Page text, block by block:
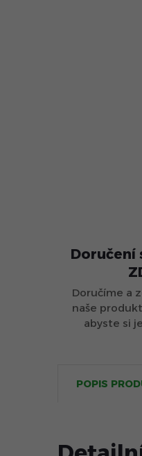
Doručení
Doručíme a
naše
abyste si
POPIS